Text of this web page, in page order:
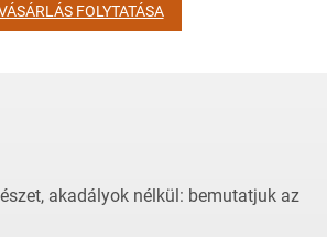
FOLYTATÁSA
akadályok nélkül: bemutatjuk az